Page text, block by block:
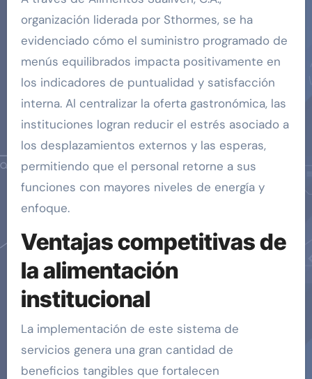
organización liderada por Sthormes, se ha
evidenciado cómo el suministro programado de
menús equilibrados impacta positivamente en
los indicadores de puntualidad y satisfacción
interna. Al centralizar la oferta gastronómica, las
instituciones logran reducir el estrés asociado a
los desplazamientos externos y las esperas,
permitiendo que el personal retorne a sus
funciones con mayores niveles de energía y
enfoque.
Ventajas competitivas de
la alimentación
institucional
La implementación de este sistema de
servicios genera una gran cantidad de
beneficios tangibles que fortalecen